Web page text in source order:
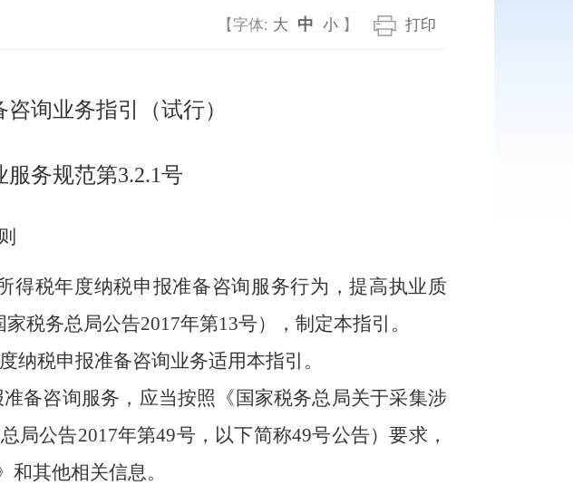
【字体: 大 中 小 】 打印
询业务指引 （试行）
务规范第3.2.1号
则
得税年度纳税申报准备咨询服务行为，提高执业质
税务总局公告2017年第13号），制定本指引。
纳税申报准备咨询业务适用本指引。
备咨询服务，应当按照《国家税务总局关于采集涉
局公告2017年第49号，以下简称49号公告）要求，
其他相关信息。